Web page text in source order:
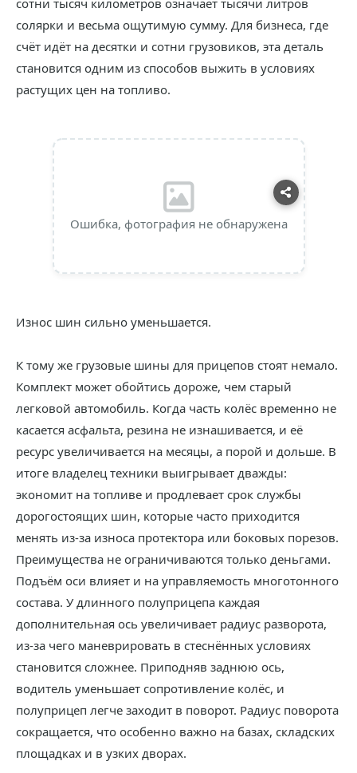
сотни тысяч километров означает тысячи литров
солярки и весьма ощутимую сумму. Для бизнеса, где
счёт идёт на десятки и сотни грузовиков, эта деталь
становится одним из способов выжить в условиях
растущих цен на топливо.
Ошибка, фотография не обнаружена
Износ шин сильно уменьшается.
К тому же грузовые шины для прицепов стоят немало.
Комплект может обойтись дороже, чем старый
легковой автомобиль. Когда часть колёс временно не
касается асфальта, резина не изнашивается, и её
ресурс увеличивается на месяцы, а порой и дольше. В
итоге владелец техники выигрывает дважды:
экономит на топливе и продлевает срок службы
дорогостоящих шин, которые часто приходится
менять из-за износа протектора или боковых порезов.
Преимущества не ограничиваются только деньгами.
Подъём оси влияет и на управляемость многотонного
состава. У длинного полуприцепа каждая
дополнительная ось увеличивает радиус разворота,
из-за чего маневрировать в стеснённых условиях
становится сложнее. Приподняв заднюю ось,
водитель уменьшает сопротивление колёс, и
полуприцеп легче заходит в поворот. Радиус поворота
сокращается, что особенно важно на базах, складских
площадках и в узких дворах.